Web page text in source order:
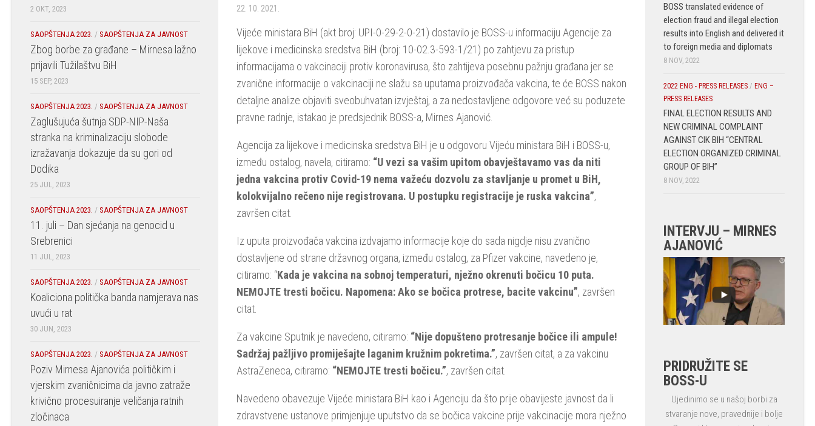
22. 10. 2021.
Vijeće ministara BiH (akt broj: UPI-0-29-2-0-21) dostavilo je BOSS-u informaciju Agencije za
lijekove i medicinska sredstva BiH (broj: 10-02.3-593-1/21) po zahtjevu za pristup
informacijama o vakcinaciji protiv koronavirusa, što zahtijeva posebnu pažnju građana jer se
zvanične informacije o vakcinaciji ne slažu sa uputama proizvođača vakcina, te će BOSS nakon
detaljne analize objaviti sveobuhvatan izvještaj, a za nedostavljene odgovore već su poduzete
pravne radnje, istakao je predsjednik BOSS-a, Mirnes Ajanović.
Agencija za lijekove i medicinska sredstva BiH je u odgovoru Vijeću ministara BiH i BOSS-u,
između ostalog, navela, citiramo: “U vezi sa vašim upitom obavještavamo vas da niti
jedna vakcina protiv Covid-19 nema važeću dozvolu za stavljanje u promet u BiH,
kolokvijalno rečeno nije registrovana. U postupku registracije je ruska vakcina”,
završen citat.
Iz uputa proizvođača vakcina izdvajamo informacije koje do sada nigdje nisu zvanično
dostavljene od strane državnog organa, između ostalog, za Pfizer vakcine, navedeno je,
citiramo: “Kada je vakcina na sobnoj temperaturi, nježno okrenuti bočicu 10 puta.
NEMOJTE tresti bočicu. Napomena: Ako se bočica protrese, bacite vakcinu”, završen
citat.
Za vakcine Sputnik je navedeno, citiramo: “Nije dopušteno protresanje bočice ili ampule!
Sadržaj pažljivo promiješajte laganim kružnim pokretima.”, završen citat, a za vakcinu
AstraZeneca, citiramo: “NEMOJTE tresti bočicu.”, završen citat.
Navedeno obavezuje Vijeće ministara BiH kao i Agenciju da što prije obavijeste javnost da li
zdravstvene ustanove primjenjuje uputstvo da se bočica vakcine prije vakcinacije mora nježno
2 OKT, 2023
SAOPŠTENJA 2023. / SAOPŠTENJA ZA JAVNOST
Zbog borbe za građane – Mirnesa lažno
prijavili Tužilaštvu BiH
15 SEP, 2023
SAOPŠTENJA 2023. / SAOPŠTENJA ZA JAVNOST
Zaglušujuća šutnja SDP-NIP-Naša
stranka na kriminalizaciju slobode
izražavanja dokazuje da su gori od
Dodika
25 JUL, 2023
SAOPŠTENJA 2023. / SAOPŠTENJA ZA JAVNOST
11. juli – Dan sjećanja na genocid u
Srebrenici
11 JUL, 2023
SAOPŠTENJA 2023. / SAOPŠTENJA ZA JAVNOST
Koaliciona politička banda namjerava nas
uvući u rat
30 JUN, 2023
SAOPŠTENJA 2023. / SAOPŠTENJA ZA JAVNOST
Poziv Mirnesa Ajanovića političkim i
vjerskim zvaničnicima da javno zatraže
krivično procesuiranje veličanja ratnih
zločinaca
BOSS translated evidence of
election fraud and illegal election
results into English and delivered it
to foreign media and diplomats
8 NOV, 2022
2022 ENG - PRESS RELEASES / ENG –
PRESS RELEASES
FINAL ELECTION RESULTS AND
NEW CRIMINAL COMPLAINT
AGAINST CIK BIH “CENTRAL
ELECTION ORGANIZED CRIMINAL
GROUP OF BIH”
8 NOV, 2022
INTERVJU – MIRNES
AJANOVIĆ
PRIDRUŽITE SE
BOSS-U
Ujedinimo se u našoj borbi za
stvaranje nove, pravednije i bolje